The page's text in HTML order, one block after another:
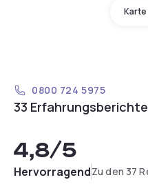
0800 724 5975
33
4,8/5
HervorragendZu den 37